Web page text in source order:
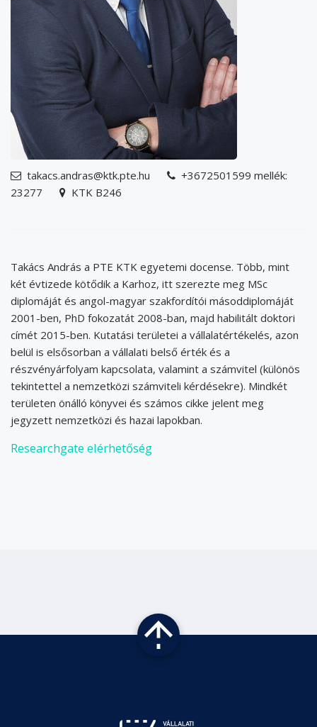
email
takacs.andras@ktk.pte.hu phone
+3672501599 mellék:
23277
address
KTK B246
Takács András a PTE KTK egyetemi docense. Több, mint
két évtizede kötődik a Karhoz, itt szerezte meg MSc
diplomáját és angol-magyar szakfordítói másoddiplomáját
2001-ben, PhD fokozatát 2008-ban, majd habilitált doktori
címét 2015-ben. Kutatási területei a vállalatértékelés, azon
belül is elsősorban a vállalati belső érték és a
részvényárfolyam kapcsolata, valamint a számvitel (különös
tekintettel a nemzetközi számviteli kérdésekre). Mindkét
területen önálló könyvei és számos cikke jelent meg
jegyzett nemzetközi és hazai lapokban.
Researchgate elérhetőség